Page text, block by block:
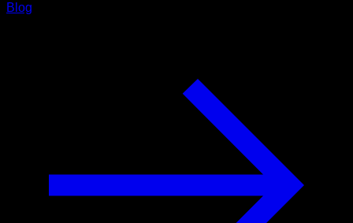
Blog